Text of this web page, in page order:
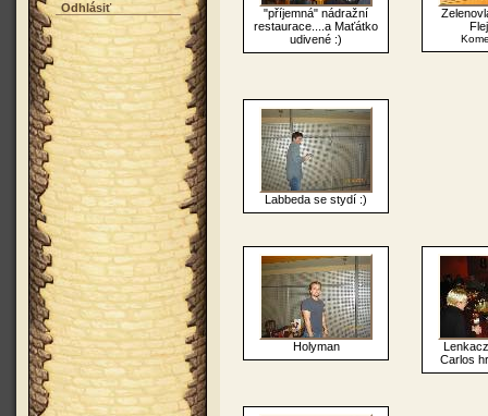
Odhlásiť
"příjemná" nádražní
restaurace....a Maťátko
udivené :)
Labbeda se stydí :)
Holyman
Carlos